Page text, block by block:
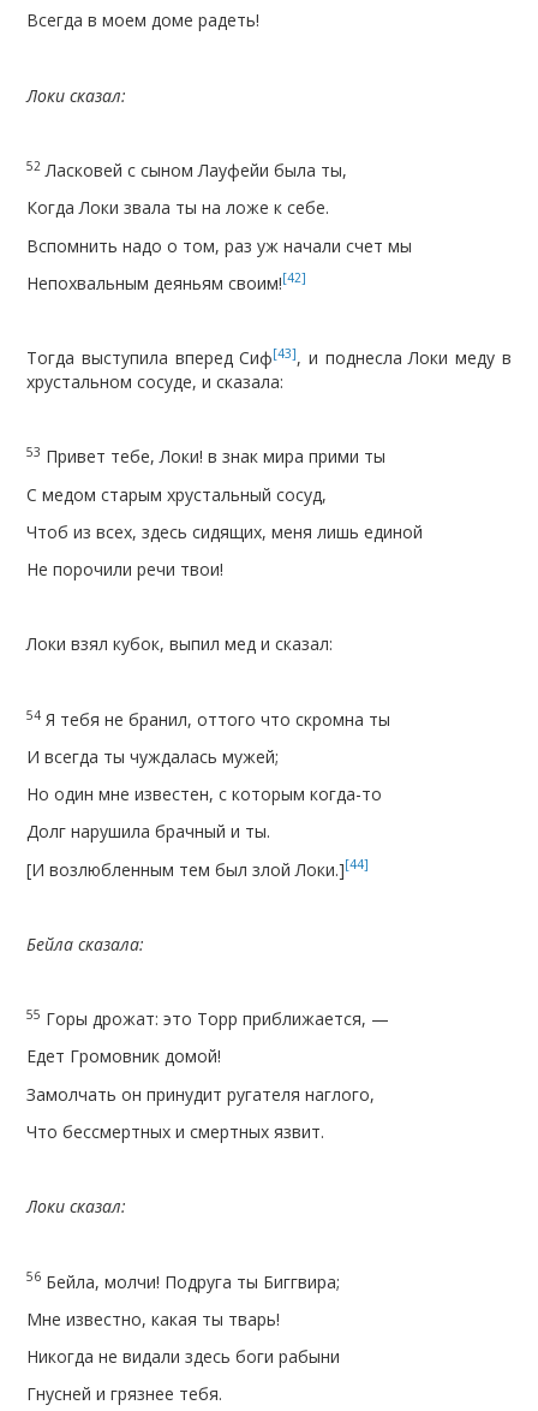
Всегда в моем доме радеть!
Локи сказал:
52 Ласковей с сыном Лауфейи была ты,
Когда Локи звала ты на ложе к себе.
Вспомнить надо о том, раз уж начали счет мы
Непохвальным деяньям своим![42]
Тогда выступила вперед Сиф[43], и поднесла Локи меду в
хрустальном сосуде, и сказала:
53 Привет тебе, Локи! в знак мира прими ты
С медом старым хрустальный сосуд,
Чтоб из всех, здесь сидящих, меня лишь единой
Не порочили речи твои!
Локи взял кубок, выпил мед и сказал:
54 Я тебя не бранил, оттого что скромна ты
И всегда ты чуждалась мужей;
Но один мне известен, с которым когда-то
Долг нарушила брачный и ты.
[И возлюбленным тем был злой Локи.][44]
Бейла сказала:
55 Горы дрожат: это Торр приближается, —
Едет Громовник домой!
Замолчать он принудит ругателя наглого,
Что бессмертных и смертных язвит.
Локи сказал:
56 Бейла, молчи! Подруга ты Биггвира;
Мне известно, какая ты тварь!
Никогда не видали здесь боги рабыни
Гнусней и грязнее тебя.